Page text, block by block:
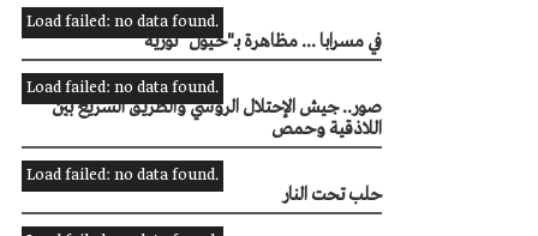
Load failed: no data found.
في مسرابا ... مظاهرة بـ"خـيول" ثورية
Load failed: no data found.
صور.. جيش الإحتلال الروسي والطريق السريع بين
اللاذقية وحمص
Load failed: no data found.
حلب تحت النار